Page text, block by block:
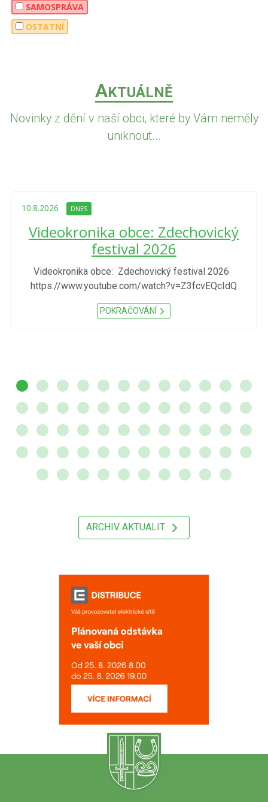
SAMOSPRÁVA
OSTATNÍ
AKTUÁLNĚ
Novinky z dění v naší obci, které by Vám neměly
uniknout...
10.8.2026 DNES
Videokronika obce: Zdechovický
festival 2026
Videokronika obce: Zdechovický festival 2026
https://www.youtube.com/watch?v=Z3fcvEQcIdQ
POKRAČOVÁNÍ
ARCHIV AKTUALIT